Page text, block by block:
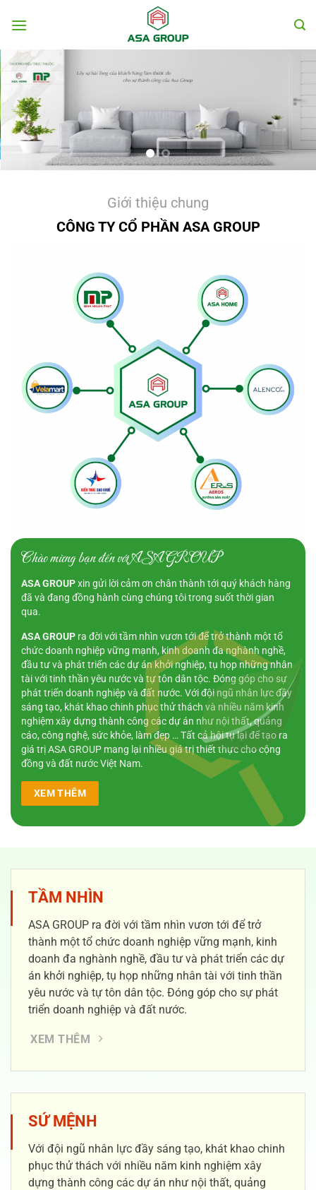
đến
dung
Giới thiệu chung
CÔNG TY CỔ PHẦN ASA GROUP
Chào mừng bạn đến với ASA GROUP
ASA GROUPxin gửi lời cảm ơn chân thành tới quý khách hàng
đã và đang đồng hành cùng chúng tôi trong suốt thời gian
qua.
ASA GROUP ra đời với tầm nhìn vươn tới để trở thành một tổ
chức doanh nghiệp vững mạnh, kinh doanh đa nghành nghề,
đầu tư và phát triển các dự án khởi nghiệp, tụ họp những nhân
tài với tinh thần yêu nước và tự tôn dân tộc. Đóng góp cho sự
phát triển doanh nghiệp và đất nước. Với đội ngũ nhân lực đầy
sáng tạo, khát khao chinh phục thử thách và nhiều năm kinh
nghiệm xây dựng thành công các dự án như nội thất, quảng
cáo, công nghệ, sức khỏe, làm đẹp … Tất cả hội tụ lại để tạo ra
giá trị ASA GROUP mang lại nhiều giá trị thiết thực cho cộng
đồng và đất nước Việt Nam.
XEM THÊM
TẦM NHÌN
ASA GROUP ra đời với tầm nhìn vươn tới để trở
thành một tổ chức doanh nghiệp vững mạnh, kinh
doanh đa nghành nghề, đầu tư và phát triển các dự
án khởi nghiệp, tụ họp những nhân tài với tinh thần
yêu nước và tự tôn dân tộc. Đóng góp cho sự phát
triển doanh nghiệp và đất nước.
XEM THÊM
SỨ MỆNH
Với đội ngũ nhân lực đầy sáng tạo, khát khao chinh
phục thử thách với nhiều năm kinh nghiệm xây
dựng thành công các dự án như nội thất, quảng